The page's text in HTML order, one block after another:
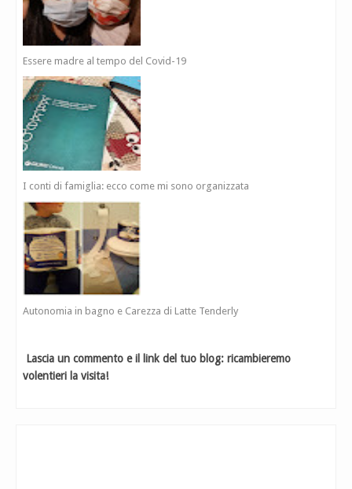
Essere madre al tempo del Covid-19
I conti di famiglia: ecco come mi sono organizzata
Autonomia in bagno e Carezza di Latte Tenderly
Lascia un commento e il link del tuo blog: ricambieremo
volentieri la visita!